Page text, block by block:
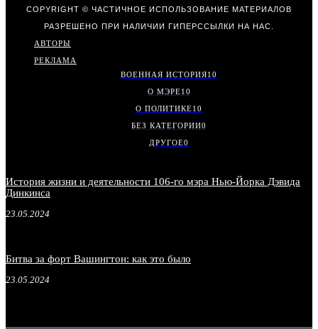
COPYRIGHT © ЧАСТИЧНОЕ ИСПОЛЬЗОВАНИЕ МАТЕРИАЛОВ
РАЗРЕШЕНО ПРИ НАЛИЧИИ ГИПЕРССЫЛКИ НА НАС.
АВТОРЫ
РЕКЛАМА
ВОЕННАЯ ИСТОРИЯ10
О МЭРЕ10
О ПОЛИТИКЕ10
БЕЗ КАТЕГОРИИ0
ДРУГОЕ0
История жизни и деятельности 106-го мэра Нью-Йорка Дэвида
Динкинса
23.05.2024
Битва за форт Вашингтон: как это было
23.05.2024